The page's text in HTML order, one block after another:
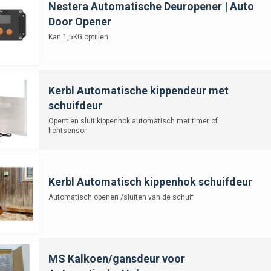
pluimveehouders: bespaart veel tijd bij meerdere hokken en
met een hokopener hoef je geen buren of vrienden te vragen
houders:
voor kippenhokken
timer, lichtsensor of een combinatie daarvan, kies je altijd een systeem
een compleet nachthok met ren voor de ultieme huisvesting. Zo kun jij met
en veilig zijn.
Nestera Automatische Deuropener | Auto
Door Opener
Kan 1,5KG optillen
Kerbl Automatische kippendeur met
schuifdeur
Opent en sluit kippenhok automatisch met timer of
lichtsensor.
Kerbl Automatisch kippenhok schuifdeur
Automatisch openen /sluiten van de schuif
MS Kalkoen/gansdeur voor